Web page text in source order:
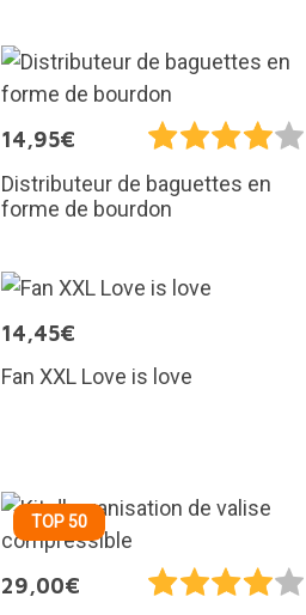
14,95€
Distributeur de baguettes en
forme de bourdon
14,45€
Fan XXL Love is love
TOP 50
29,00€